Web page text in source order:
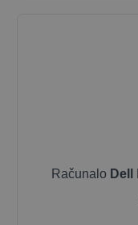
Računalo Dell